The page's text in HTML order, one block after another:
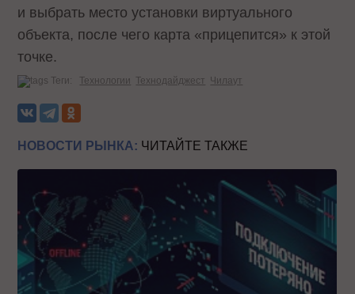
и выбрать место установки виртуального
объекта, после чего карта «прицепится» к этой
точке.
Теги: Технологии Технодайджест Чилаут
НОВОСТИ РЫНКА: ЧИТАЙТЕ ТАКЖЕ